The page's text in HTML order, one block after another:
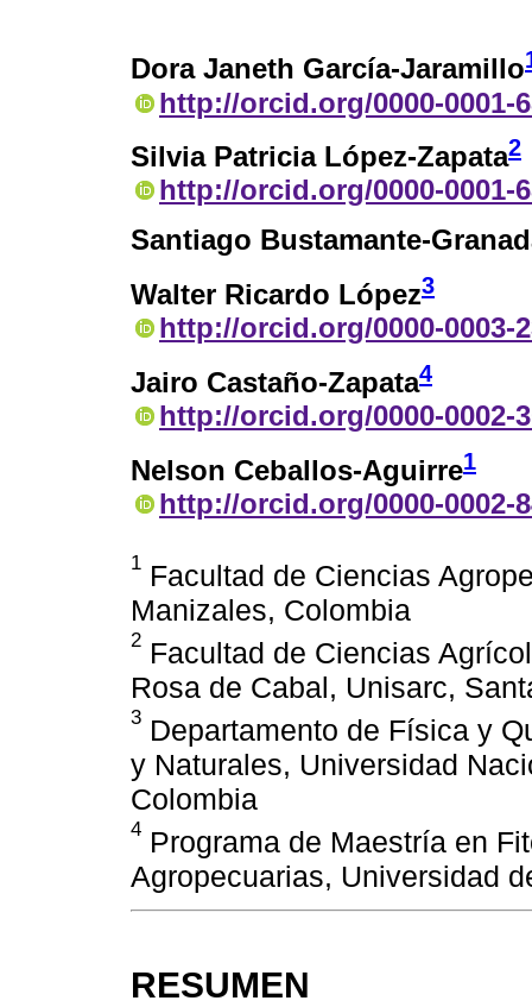
Dora Janeth García-Jaramillo
http://orcid.org/0000-0001-
Silvia Patricia López-Zapata2
http://orcid.org/0000-0001-
Santiago Bustamante-
Walter Ricardo López3
http://orcid.org/0000-0003-
Jairo Castaño-Zapata4
http://orcid.org/0000-0002-
Nelson Ceballos-Aguirre1
http://orcid.org/0000-0002-
1 Facultad de Ciencias
Manizales, Colombia
2 Facultad de Ciencias
Rosa de Cabal, Unisarc,
3 Departamento de Física y
y Naturales, Universidad
Colombia
4 Programa de Maestría en
Agropecuarias, Universidad
RESUMEN